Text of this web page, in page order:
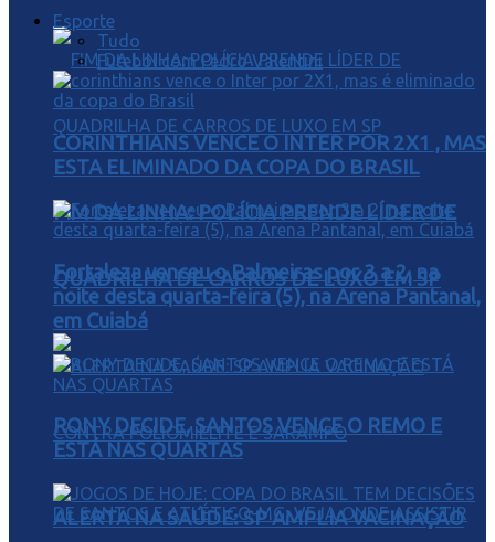
FIM DA LINHA: POLÍCIA PRENDE LÍDER DE
QUADRILHA DE CARROS DE LUXO EM SP
ALERTA NA SAÚDE: SP AMPLIA VACINAÇÃO
Esporte
Tudo
Futebol com Pedro Valentini
CORINTHIANS VENCE O INTER POR 2X1 , MAS
ESTA ELIMINADO DA COPA DO BRASIL
Fortaleza venceu o Palmeiras por 3 a 2, na
noite desta quarta-feira (5), na Arena Pantanal,
em Cuiabá
RONY DECIDE, SANTOS VENCE O REMO E
ESTÁ NAS QUARTAS